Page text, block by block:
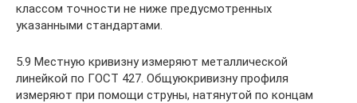
классом точности не ниже предусмотренных
указанными стандартами.
5.9 Местную кривизну измеряют металлической
линейкой по ГОСТ 427. Общуюкривизну профиля
измеряют при помощи струны, натянутой по концам